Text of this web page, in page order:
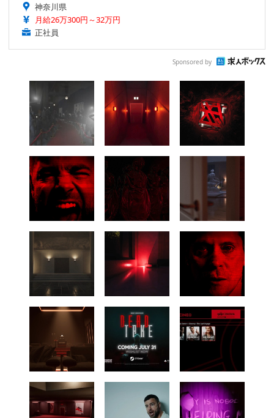
神奈川県
月給26万300円～32万円
正社員
Sponsored by